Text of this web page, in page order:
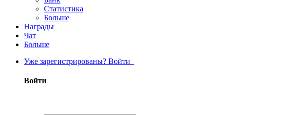
Статистика
Больше
Награды
Чат
Больше
Уже зарегистрированы? Войти
Войти